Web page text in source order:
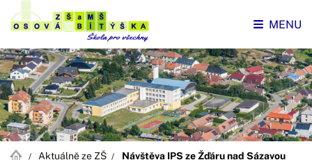
MENU
Aktuálně ze ZŠ Návštěva IPS ze Žďáru nad Sázavou